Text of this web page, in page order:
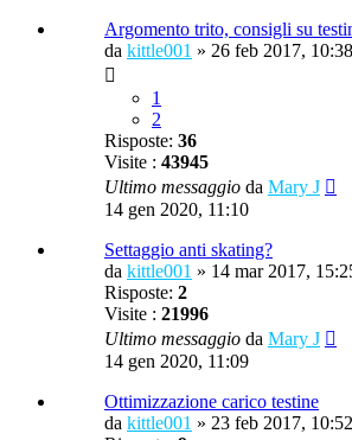
Argomento trito, consigli su
da kittle001 » 26 feb 2017, 10:38
1
2
Risposte: 36
Visite : 43945
Ultimo messaggio da Mary J
14 gen 2020, 11:10
Settaggio anti skating?
da kittle001 » 14 mar 2017,
Risposte: 2
Visite : 21996
Ultimo messaggio da Mary J
14 gen 2020, 11:09
Ottimizzazione carico testine
da kittle001 » 23 feb 2017, 10:52